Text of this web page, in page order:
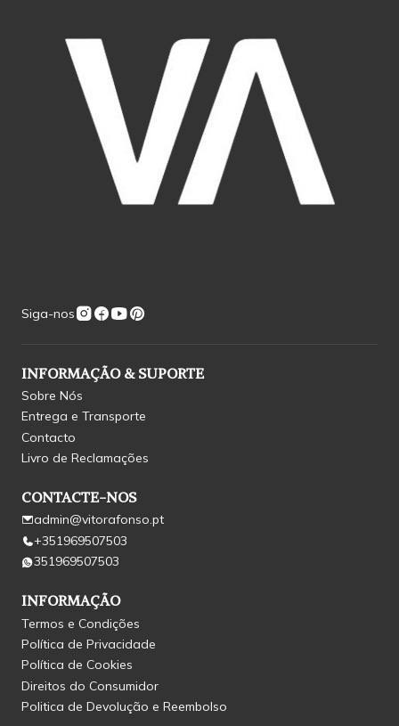
Siga-nos
INFORMAÇÃO & SUPORTE
Sobre Nós
Entrega e Transporte
Contacto
Livro de Reclamações
CONTACTE-NOS
admin@vitorafonso.pt
+351969507503
351969507503
INFORMAÇÃO
Termos e Condições
Política de Privacidade
Política de Cookies
Direitos do Consumidor
Politica de Devolução e Reembolso